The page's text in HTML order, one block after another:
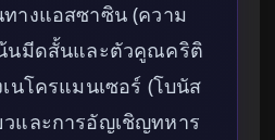
างแอสซาซิน (ความ
นมีดสั้นและตัวคูณคริติ
นโครแมนเซอร์ (โบนัส
และการอัญเชิญทหาร